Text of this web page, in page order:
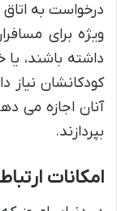
درخواست به
ویژه برای
داشته باشند،
کودکانشان نیاز
آنان اجازه می
بپردازند.
امکانات